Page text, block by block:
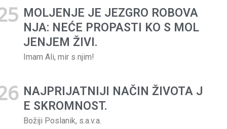
MOLJENJE JE JEZGRO ROBOVA
NJA: NEĆE PROPASTI KO S MOL
JENJEM ŽIVI.
Imam Ali, mir s njim!
NAJPRIJATNIJI NAČIN ŽIVOTA J
E SKROMNOST.
Božiji Poslanik, s.a.v.a.